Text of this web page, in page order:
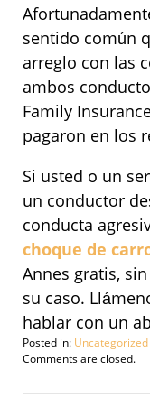
sentido común
arreglo con las
ambos
Family
pagaron en los
Si usted o un
un conductor
conducta
choque de
Annes gratis,
su caso.
hablar con un
Posted in: Uncategorized
Updated:
29,
Comments are closed.